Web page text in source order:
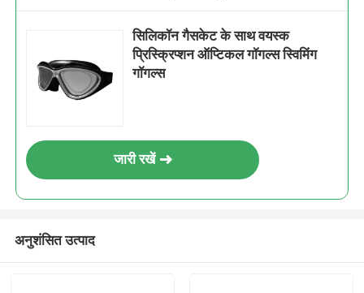
सिलिकॉन गैसकेट के साथ वयस्क
प्रिस्क्रिप्शन ऑप्टिकल गॉगल्स स्विमिंग
गॉगल्स
जारी रखें
अनुशंसित उत्पाद